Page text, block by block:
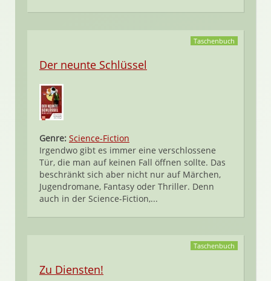
Taschenbuch
Der neunte Schlüssel
Genre: Science-Fiction
Irgendwo gibt es immer eine verschlossene
Tür, die man auf keinen Fall öffnen sollte. Das
beschränkt sich aber nicht nur auf Märchen,
Jugendromane, Fantasy oder Thriller. Denn
auch in der Science-Fiction,...
Taschenbuch
Zu Diensten!